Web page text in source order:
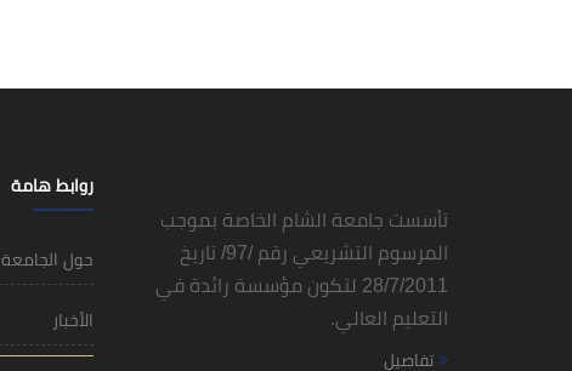
تأسست جامعة الشام الخاصة بموجب
المرسوم التشريعي رقم /97/ تاريخ
28/7/2011 لتكون مؤسسة رائدة في
التعليم العالي.
تفاصيل
روابط هامة
حول الجامعة
الأخبار